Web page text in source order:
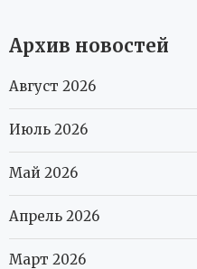
Архив новостей
Август 2026
Июль 2026
Май 2026
Апрель 2026
Март 2026